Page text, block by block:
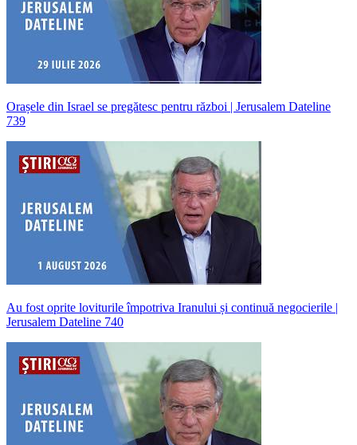
Orașele din Israel se pregătesc pentru război | Jerusalem Dateline
739
Au fost oprite loviturile împotriva Iranului și continuă negocierile |
Jerusalem Dateline 740